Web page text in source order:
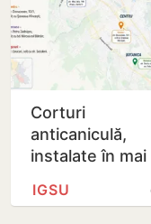
Corturi
anticaniculă,
instalate în mai
țară
IGSU